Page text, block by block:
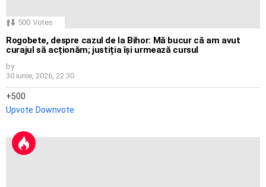
500 Votes
Rogobete, despre cazul de la Bihor: Mă bucur că am avut
curajul să acționăm; justiția își urmează cursul
by
30 iunie, 2026, 22:30
500
Upvote Downvote